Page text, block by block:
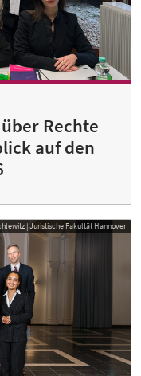
Rechte
auf den
| Juristische Fakultät Hannover